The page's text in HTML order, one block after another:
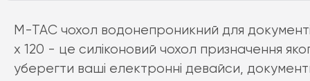
M-TAC чохол водонепроникний для
х 120 - це силіконовий чохол призначення
уберегти ваші електронні девайси,